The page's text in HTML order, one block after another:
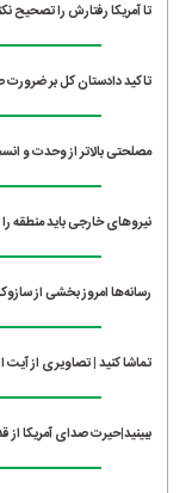
تا آمریکا رفتارش را تصحیح
تاکید دادستان کل بر
مصلحتی بالاتر از وحدت و
نیروهای خارجی باید منطقه
رسانه‌ها امروز بخشی از
تماشا کنید | تصاویری از
ببینید|حیرت صدای آمریکا